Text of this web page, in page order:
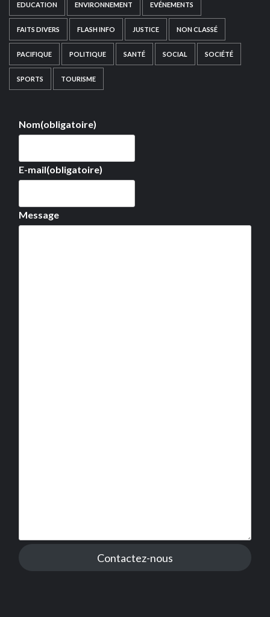
EDUCATION ENVIRONNEMENT EVÉNEMENTS
FAITS DIVERS FLASH INFO JUSTICE NON CLASSÉ
PACIFIQUE POLITIQUE SANTÉ SOCIAL SOCIÉTÉ
SPORTS TOURISME
Nom(obligatoire)
E-mail(obligatoire)
Message
Contactez-nous